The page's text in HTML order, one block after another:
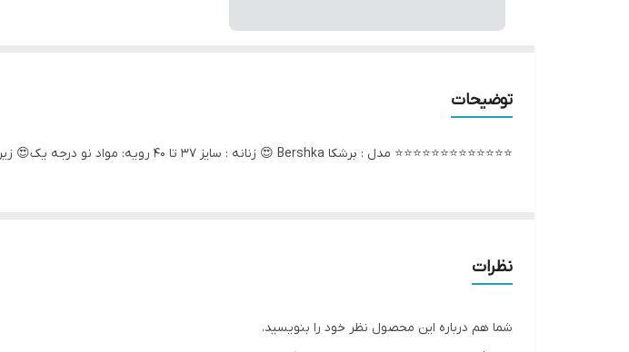
توضیحات
⭐️⭐️⭐️⭐️⭐️⭐️⭐️⭐️⭐️⭐️⭐️⭐️⭐️ مدل : برشکا Bershka 😍 زنانه : سایز 37 تا 40 رویه: مواد نو درجه یک😍 زیره : مواد نو بسیار نرم و سبک ✅✅بی رقیب در کیفیت و قیمت🥰 ⭕️قیمت باور نکردنی
نظرات
شما هم درباره این محصول نظر خود را بنویسید.